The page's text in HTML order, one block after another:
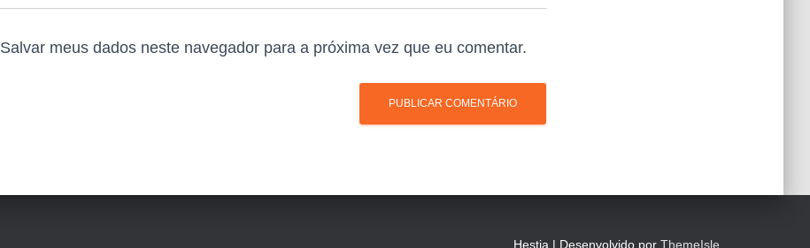
Salvar meus dados neste navegador para a próxima vez que eu comentar.
Hestia | Desenvolvido por ThemeIsle